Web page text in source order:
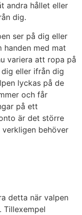
andra hållet eller
dig.
ser på dig eller
handen med mat
variera att ropa på
eller ifrån dig
lyckas på de
och får
på ett
är det större
behöver
detta när valpen
Tillexempel